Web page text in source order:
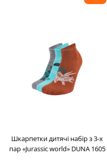
Шкарпетки дитячі набір з 3-х
пар «Jurassic world» DUNA 1605